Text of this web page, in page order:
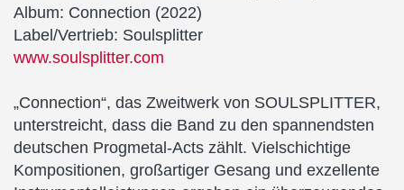
Album: Connection (2022)
Label/Vertrieb: Soulsplitter
www.soulsplitter.com
„Connection“, das Zweitwerk von SOULSPLITTER,
unterstreicht, dass die Band zu den spannendsten
deutschen Progmetal-Acts zählt. Vielschichtige
Kompositionen, großartiger Gesang und exzellente